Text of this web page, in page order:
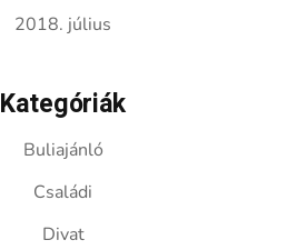
2018. július
Kategóriák
Buliajánló
Családi
Divat